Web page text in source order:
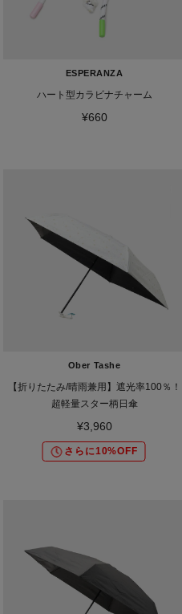
ESPERANZA
ハート型カラビナチャーム
¥660
Ober Tashe
【折りたたみ/晴雨兼用】遮光率100％！
超軽量スター柄日傘
¥3,960
さらに10%OFF